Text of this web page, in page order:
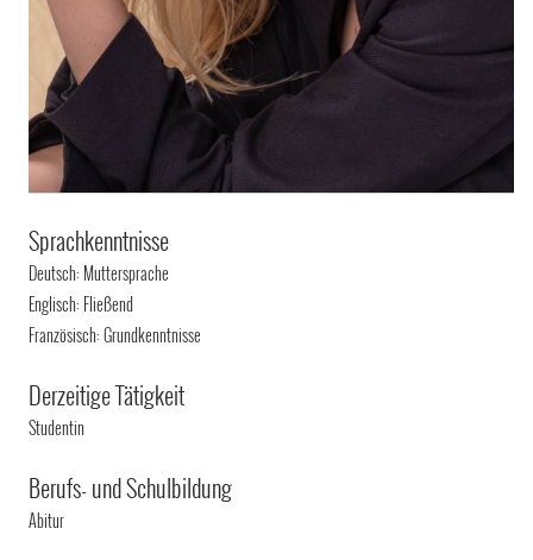
Sprachkenntnisse
Deutsch: Muttersprache
Englisch: Fließend
Französisch: Grundkenntnisse
Derzeitige Tätigkeit
Studentin
Berufs- und Schulbildung
Abitur